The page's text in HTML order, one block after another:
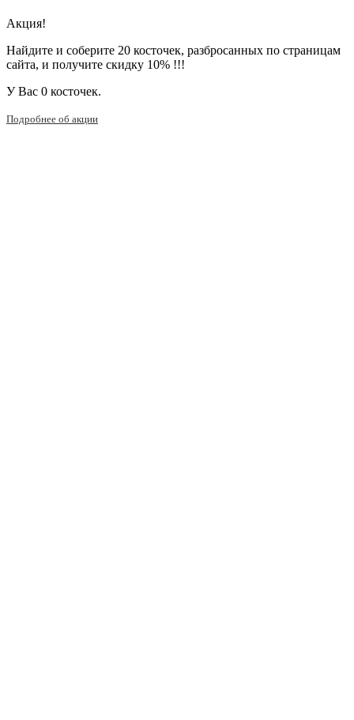
Акция!
Найдите и соберите 20 косточек, разбросанных по страницам
сайта, и получите скидку 10% !!!
У Вас 0 косточек.
Подробнее об акции